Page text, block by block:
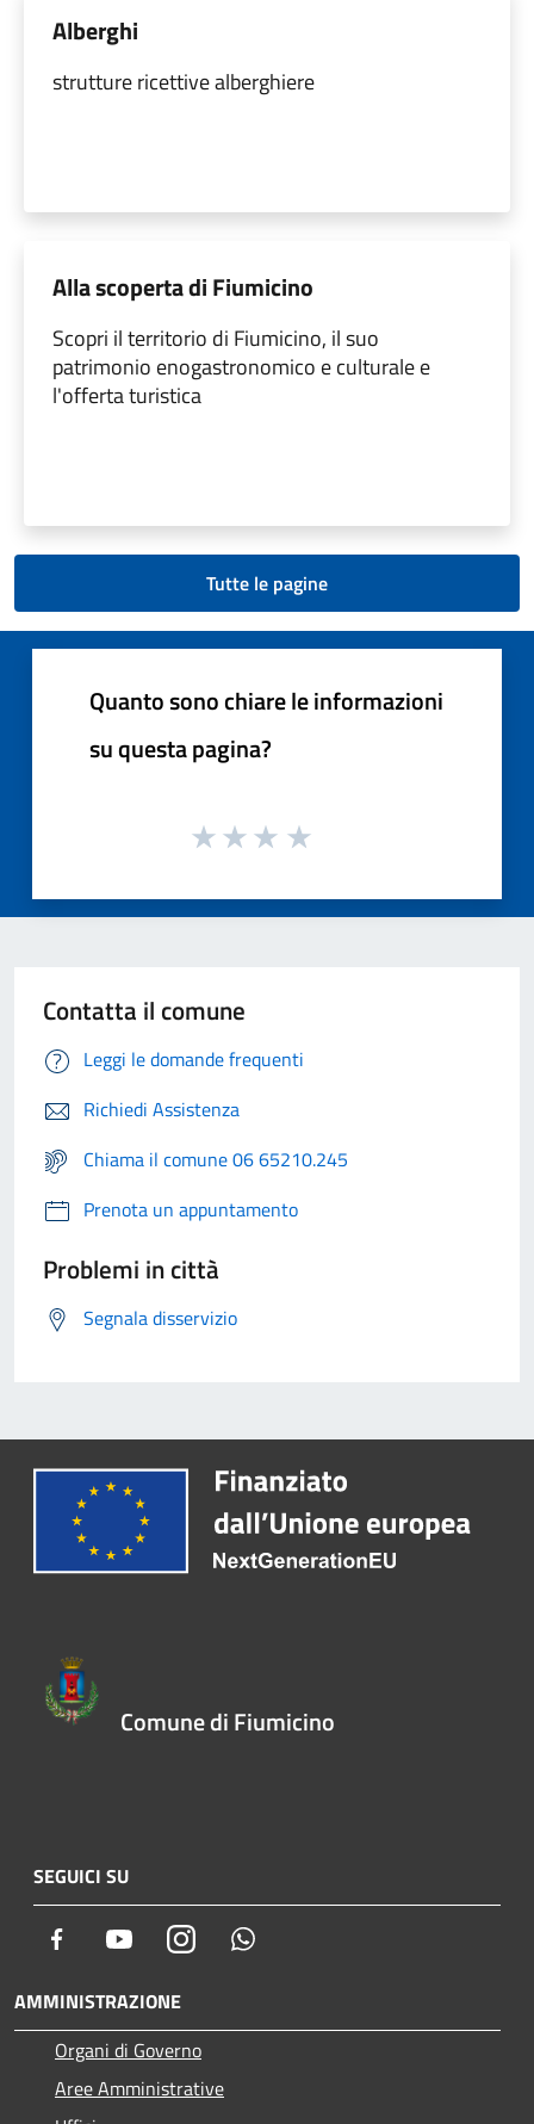
Alberghi
strutture ricettive alberghiere
Alla scoperta di Fiumicino
Scopri il territorio di Fiumicino, il suo
patrimonio enogastronomico e culturale e
l'offerta turistica
Tutte le pagine
Quanto sono chiare le informazioni
su questa pagina?
Contatta il comune
Leggi le domande frequenti
Richiedi Assistenza
Chiama il comune 06 65210.245
Prenota un appuntamento
Problemi in città
Segnala disservizio
Comune di Fiumicino
SEGUICI SU
Facebook YoutubeInstagram
AMMINISTRAZIONE
Organi di Governo
Aree Amministrative